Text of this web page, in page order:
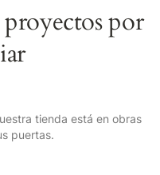
por
tienda está en obras
puertas.